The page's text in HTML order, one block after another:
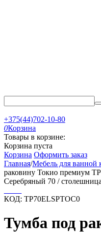
+375(44)702-10-80
0Корзина
Товары в корзине:
Корзина пуста
Корзина Оформить заказ
Главная/Мебель для ванной
раковину Токио премиум
Серебряный 70 /
КОД: TP70ELSPTOC0
Тумба под